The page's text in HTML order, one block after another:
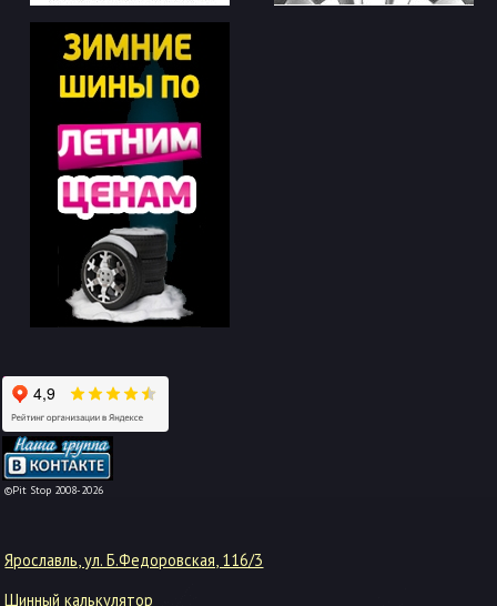
©Pit Stop 2008-2026
-->
Ярославль, ул. Б.Федоровская, 116/3
Шинный калькулятор